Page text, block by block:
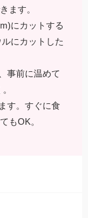
ます。
にカットする
にカットした
事前に温めて
す。すぐに食
もOK。